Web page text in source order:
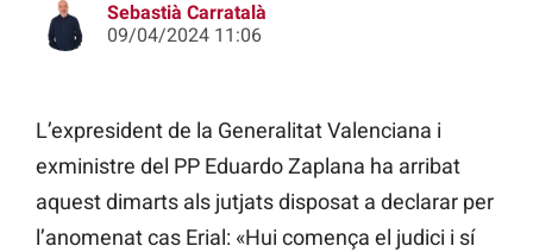
Sebastià Carratalà
09/04/2024 11:06
L’expresident de la Generalitat Valenciana i
exministre del PP Eduardo Zaplana ha arribat
aquest dimarts als jutjats disposat a declarar per
l’anomenat cas Erial: «Hui comença el judici i sí